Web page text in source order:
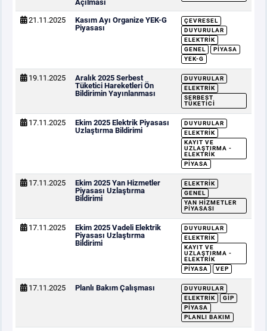
Açılması
21.11.2025
Kasım Ayı Organize YEK-G
Piyasası
ÇEVRESEL
DUYURULAR
ELEKTRIK
GENEL
PIYASA
YEK-G
19.11.2025
Aralık 2025 Serbest
Tüketici Hareketleri Ön
Bildirimin Yayınlanması
DUYURULAR
ELEKTRIK
SERBEST
TÜKETICI
17.11.2025
Ekim 2025 Elektrik Piyasası
Uzlaştırma Bildirimi
DUYURULAR
ELEKTRIK
KAYIT VE
UZLAŞTIRMA -
ELEKTRIK
PIYASA
17.11.2025
Ekim 2025 Yan Hizmetler
Piyasası Uzlaştırma
Bildirimi
ELEKTRIK
GENEL
YAN HIZMETLER
PIYASASI
17.11.2025
Ekim 2025 Vadeli Elektrik
Piyasası Uzlaştırma
Bildirimi
DUYURULAR
ELEKTRIK
KAYIT VE
UZLAŞTIRMA -
ELEKTRIK
PIYASA
VEP
17.11.2025 Planlı Bakım Çalışması
DUYURULAR
ELEKTRIK
GİP
PIYASA
PLANLI BAKIM